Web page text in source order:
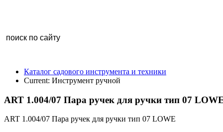
Каталог садового инструмента и техники
Current: Инструмент ручной
ART 1.004/07 Пара ручек для ручки тип 07
ART 1.004/07 Пара ручек для ручки тип 07 LOWE